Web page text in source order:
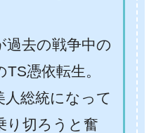
過去の戦争中の
憑依転生。
人総統になって
り切ろうと奮